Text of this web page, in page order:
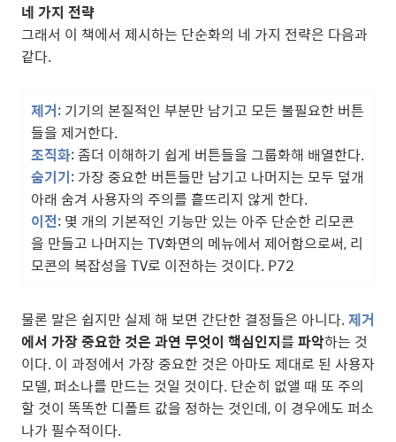
네 가지 전략
그래서 이 책에서 제시하는 단순화의 네 가지 전략은 다음과
같다.
제거: 기기의 본질적인 부분만 남기고 모든 불필요한 버튼
들을 제거한다.
조직화: 좀더 이해하기 쉽게 버튼들을 그룹화해 배열한다.
숨기기: 가장 중요한 버튼들만 남기고 나머지는 모두 덮개
아래 숨겨 사용자의 주의를 흩뜨리지 않게 한다.
이전: 몇 개의 기본적인 기능만 있는 아주 단순한 리모콘
을 만들고 나머지는 TV화면의 메뉴에서 제어함으로써, 리
모콘의 복잡성을 TV로 이전하는 것이다. P72
물론 말은 쉽지만 실제 해 보면 간단한 결정들은 아니다.제거
에서 가장 중요한 것은 과연 무엇이 핵심인지를 파악하는 것
이다. 이 과정에서 가장 중요한 것은 아마도 제대로 된 사용자
모델, 퍼소나를 만드는 것일 것이다. 단순히 없앨 때 또 주의
할 것이 똑똑한 디폴트 값을 정하는 것인데, 이 경우에도 퍼소
나가 필수적이다.